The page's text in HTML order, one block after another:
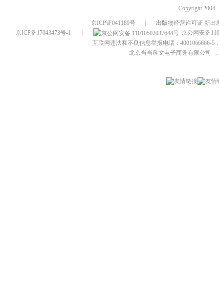
Copyright 2004
京ICP证041189号
出版物经营许可证 新出
京ICP备17043473号-1
京公网安备
互联网违法和不良信息举报电话：4001066666-5
北京当当科文电子商务有限公司